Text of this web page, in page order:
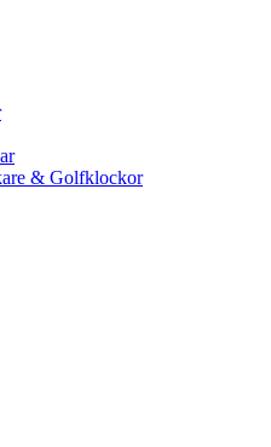
& Golfklockor